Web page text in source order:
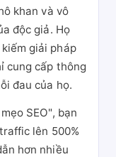
khan và vô
độc giả. Họ
giải pháp
cung cấp thông
đau của họ.
SEO", bạn
lên 500%
hơn nhiều